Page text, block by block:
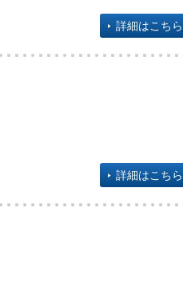
詳細はこちら
詳細はこちら